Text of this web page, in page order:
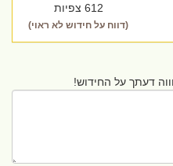
612 צפיות
(דווח על חידוש לא ראוי)
דעתך על החידוש!